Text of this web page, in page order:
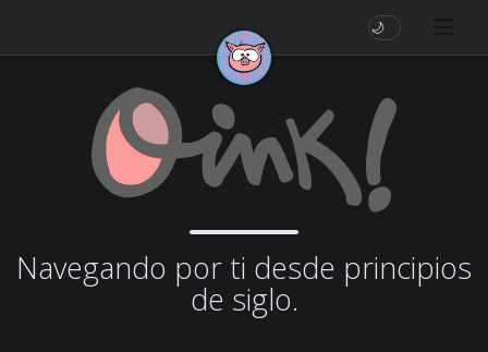
🌙
Navegando por ti desde principios
de siglo.